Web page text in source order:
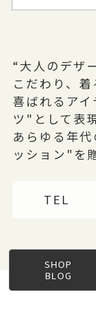
“大人のデザ
こだわり、
喜ばれるア
ツ"として表
あらゆる年
ッション"を
TEL
SHOP
BLOG